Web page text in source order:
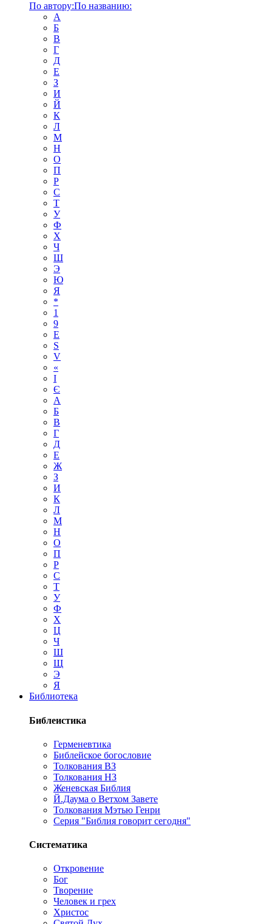
По автору:По названию:
А
Б
В
Г
Д
Е
З
И
Й
К
Л
М
Н
О
П
Р
С
Т
У
Ф
Х
Ч
Ш
Э
Ю
Я
*
1
9
E
S
V
«
І
Є
А
Б
В
Г
Д
Е
Ж
З
И
К
Л
М
Н
О
П
Р
С
Т
У
Ф
Х
Ц
Ч
Ш
Щ
Э
Я
Библиотека
Библеистика
Герменевтика
Библейское богословие
Толкования ВЗ
Толкования НЗ
Женевская Библия
Й.Даума о Ветхом Завете
Толкования Мэтью Генри
Серия "Библия говорит сегодня"
Систематика
Откровение
Бог
Творение
Человек и грех
Христос